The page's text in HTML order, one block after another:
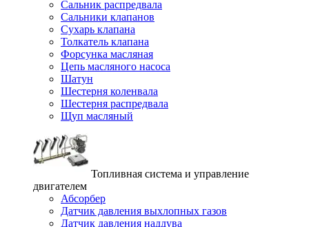
Сальник распредвала
Сальники клапанов
Сухарь клапана
Толкатель клапана
Форсунка масляная
Цепь масляного насоса
Шатун
Шестерня коленвала
Шестерня распредвала
Щуп масляный
Топливная система и управление
двигателем
Абсорбер
Датчик давления выхлопных газов
Датчик давления наддува